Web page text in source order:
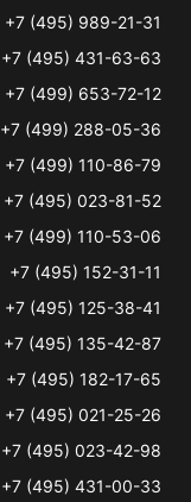
+7 (495) 989-21-31
+7 (495) 431-63-63
+7 (499) 653-72-12
+7 (499) 288-05-36
+7 (499) 110-86-79
+7 (495) 023-81-52
+7 (499) 110-53-06
+7 (495) 152-31-11
+7 (495) 125-38-41
+7 (495) 135-42-87
+7 (495) 182-17-65
+7 (495) 021-25-26
+7 (495) 023-42-98
+7 (495) 431-00-33